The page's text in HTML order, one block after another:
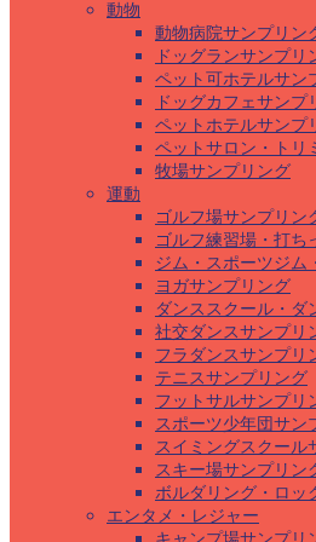
動物
動物病院サンプリン
ドッグランサンプリ
ペット可ホテルサン
ドッグカフェサンプ
ペットホテルサンプ
ペットサロン・トリ
牧場サンプリング
運動
ゴルフ場サンプリン
ゴルフ練習場・打ち
ジム・スポーツジム
ヨガサンプリング
ダンススクール・ダ
社交ダンスサンプリ
フラダンスサンプリ
テニスサンプリング
フットサルサンプリ
スポーツ少年団サン
スイミングスクール
スキー場サンプリン
ボルダリング・ロッ
エンタメ・レジャー